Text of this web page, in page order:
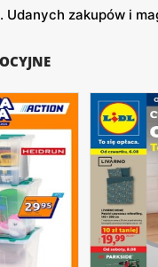
. Udanych zakupów i